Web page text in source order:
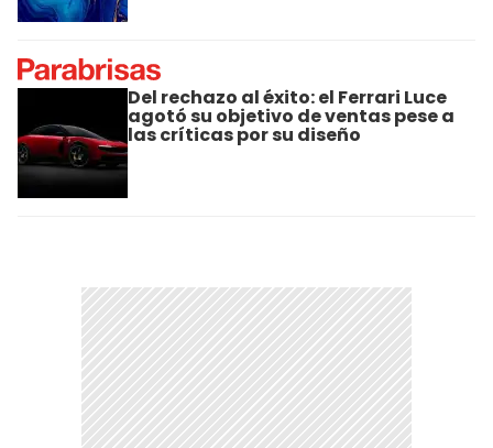
Del rechazo al éxito: el Ferrari Luce
agotó su objetivo de ventas pese a
las críticas por su diseño